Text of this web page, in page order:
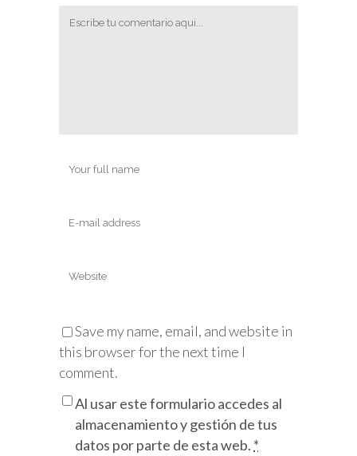
Save my name, email, and website in
this browser for the next time I
comment.
Al usar este formulario accedes al
almacenamiento y gestión de tus
datos por parte de esta web. *